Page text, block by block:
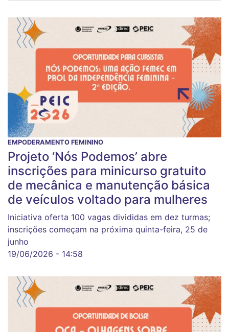
EMPODERAMENTO FEMININO
Projeto ‘Nós Podemos’ abre
inscrições para minicurso gratuito
de mecânica e manutenção básica
de veículos voltado para mulheres
Iniciativa oferta 100 vagas divididas em dez turmas;
inscrições começam na próxima quinta-feira, 25 de
junho
19/06/2026 - 14:58